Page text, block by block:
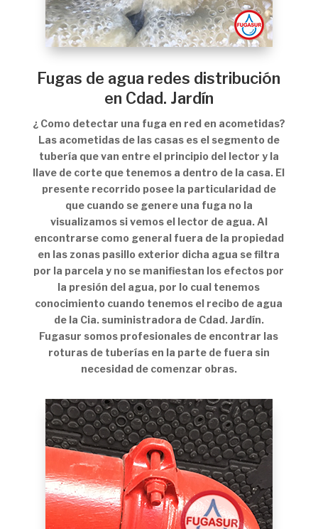
Fugas de agua redes distribución
en Cdad. Jardín
¿ Como detectar una fuga en red en acometidas?
Las acometidas de las casas es el segmento de
tubería que van entre el principio del lector y la
llave de corte que tenemos a dentro de la casa. El
presente recorrido posee la particularidad de
que cuando se genere una fuga no la
visualizamos si vemos el lector de agua. Al
encontrarse como general fuera de la propiedad
en las zonas pasillo exterior dicha agua se filtra
por la parcela y no se manifiestan los efectos por
la presión del agua, por lo cual tenemos
conocimiento cuando tenemos el recibo de agua
de la Cia. suministradora de Cdad. Jardín.
Fugasur somos profesionales de encontrar las
roturas de tuberías en la parte de fuera sin
necesidad de comenzar obras.